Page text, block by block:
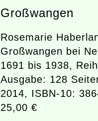
Großwangen
Rosemarie
Großwangen bei
1691 bis 1938,
Ausgabe: 128
2014, ISBN-10:
25,00 €